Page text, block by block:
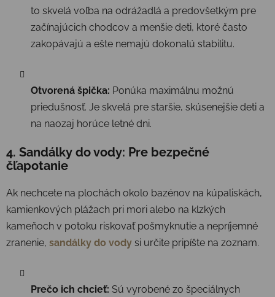
to skvelá voľba na odrážadlá a predovšetkým pre
začínajúcich chodcov a menšie deti, ktoré často
zakopávajú a ešte nemajú dokonalú stabilitu.
Otvorená špička: Ponúka maximálnu možnú
priedušnosť. Je skvelá pre staršie, skúsenejšie deti a
na naozaj horúce letné dni.
4. Sandálky do vody: Pre bezpečné
čľapotanie
Ak nechcete na plochách okolo bazénov na kúpaliskách,
kamienkových plážach pri mori alebo na klzkých
kameňoch v potoku riskovať pošmyknutie a nepríjemné
zranenie, sandálky do vody si určite pripíšte na zoznam.
Prečo ich chcieť: Sú vyrobené zo špeciálnych